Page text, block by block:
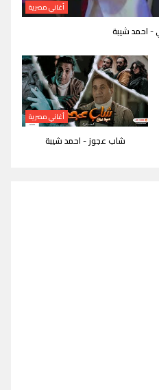
أغاني مصرية
- احمد شيبة
أغاني مصرية
شاب عجوز - احمد شيبة